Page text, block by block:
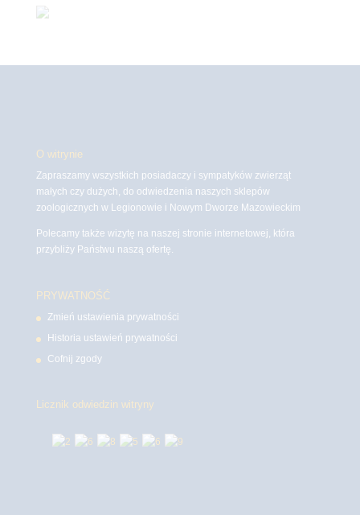
O witrynie
Zapraszamy wszystkich posiadaczy i sympatyków zwierząt
małych czy dużych, do odwiedzenia naszych sklepów
zoologicznych w Legionowie i Nowym Dworze Mazowieckim
Polecamy także wizytę na naszej stronie internetowej, która
przybliży Państwu naszą ofertę.
PRYWATNOŚĆ
Zmień ustawienia prywatności
Historia ustawień prywatności
Cofnij zgody
Licznik odwiedzin witryny